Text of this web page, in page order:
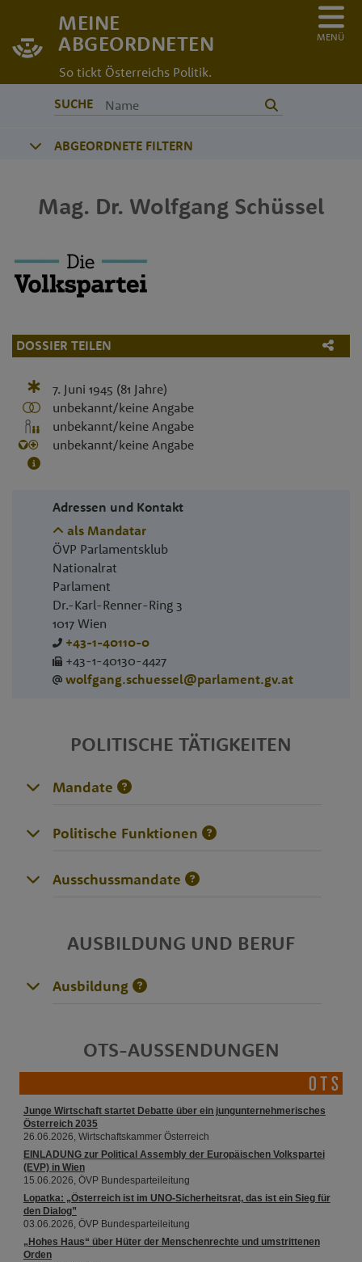
MEINE
ABGEORDNETEN
So tickt Österreichs Politik.
MENÜ
SUCHE
ABGEORDNETE FILTERN
Mag. Dr. Wolfgang Schüssel
DOSSIER TEILEN
7. Juni 1945 (81 Jahre)
unbekannt/keine Angabe
unbekannt/keine Angabe
unbekannt/keine Angabe
Adressen und Kontakt
als Mandatar
ÖVP Parlamentsklub
Nationalrat
Parlament
Dr.-Karl-Renner-Ring 3
1017 Wien
+43-1-40110-0
+43-1-40130-4427
wolfgang.schuessel@parlament.gv.at
POLITISCHE TÄTIGKEITEN
Mandate
Politische Funktionen
Ausschussmandate
AUSBILDUNG UND BERUF
Ausbildung
OTS-AUSSENDUNGEN